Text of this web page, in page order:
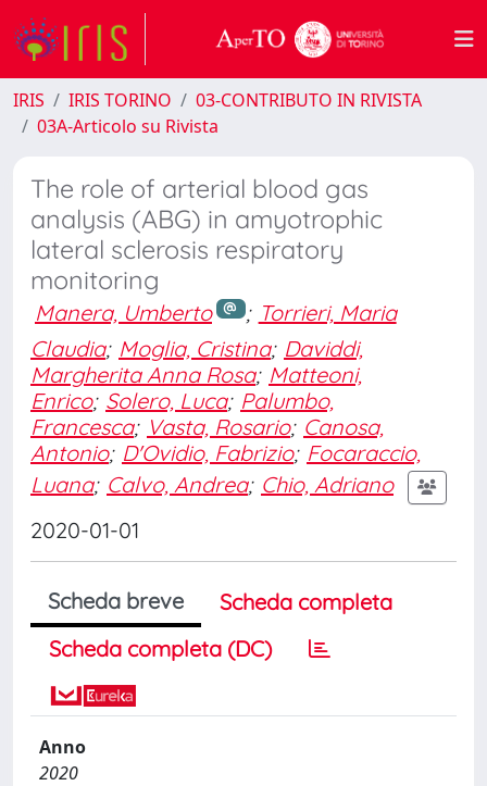
IRIS IRIS TORINO
03-CONTRIBUTO IN RIVISTA
03A-Articolo su Rivista
The role of arterial blood gas
analysis (ABG) in amyotrophic
lateral sclerosis respiratory
monitoring
Manera, Umberto ; Torrieri, Maria
Claudia; Moglia, Cristina; Daviddi,
Margherita Anna Rosa; Matteoni,
Enrico; Solero, Luca; Palumbo,
Francesca; Vasta, Rosario; Canosa,
Antonio; D'Ovidio, Fabrizio; Focaraccio,
Luana; Calvo, Andrea; Chio, Adriano
2020-01-01
Scheda breve
Scheda completa
Scheda completa (DC)
Anno
2020